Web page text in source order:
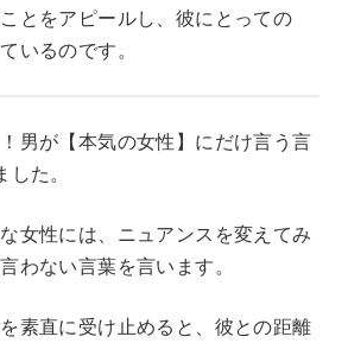
とをアピールし、彼にとっての
いるのです。
男が【本気の女性】にだけ言う言
た。
女性には、ニュアンスを変えてみ
わない言葉を言います。
素直に受け止めると、彼との距離